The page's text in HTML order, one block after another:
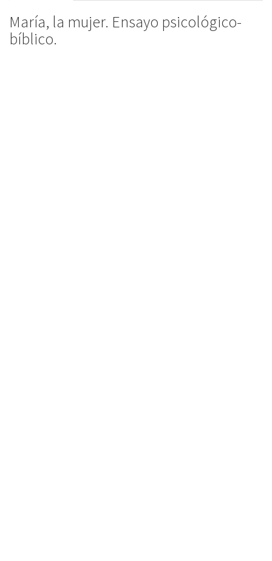
María, la mujer. Ensayo psicológico-
bíblico.